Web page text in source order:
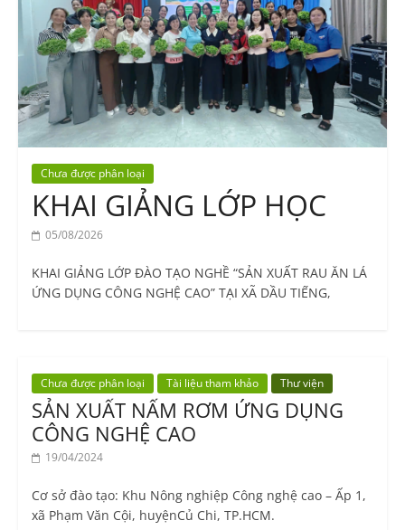
Education
Center
Chưa được phân loại
KHAI GIẢNG LỚP HỌC
05/08/2026
KHAI GIẢNG LỚP ĐÀO TẠO NGHỀ “SẢN XUẤT RAU ĂN LÁ
ỨNG DỤNG CÔNG NGHỆ CAO” TẠI XÃ DẦU TIẾNG,
Chưa được phân loại Tài liệu tham khảo Thư viện
SẢN XUẤT NẤM RƠM ỨNG DỤNG
CÔNG NGHỆ CAO
19/04/2024
Cơ sở đào tạo: Khu Nông nghiệp Công nghệ cao – Ấp 1,
xã Phạm Văn Cội, huyệnCủ Chi, TP.HCM.